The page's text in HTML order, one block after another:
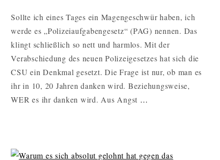
DES
EISBERGS
Sollte ich eines Tages ein Magengeschwür haben, ich
werde es „Polizeiaufgabengesetz“ (PAG) nennen. Das
klingt schließlich so nett und harmlos. Mit der
Verabschiedung des neuen Polizeigesetzes hat sich die
CSU ein Denkmal gesetzt. Die Frage ist nur, ob man es
ihr in 10, 20 Jahren danken wird. Beziehungsweise,
WER es ihr danken wird. Aus Angst …
WEITERLESEN